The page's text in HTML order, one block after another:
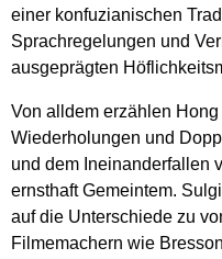
einer konfuzianischen
Sprachregelungen und
ausgeprägten
Von alldem erzählen
Wiederholungen und
und dem Ineinanderfallen
ernsthaft Gemeintem.
auf die Unterschiede zu
Filmemachern wie